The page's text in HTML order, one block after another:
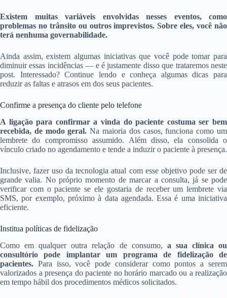
Existem muitas variáveis envolvidas nesses eventos, como
problemas no trânsito ou outros imprevistos. Sobre eles, você não
terá nenhuma governabilidade.
Ainda assim, existem algumas iniciativas que você pode tomar para
diminuir essas incidências — e é justamente disso que trataremos neste
post. Interessado? Continue lendo e conheça algumas dicas para
reduzir as faltas e atrasos em dos seus pacientes.
Confirme a presença do cliente pelo telefone
A ligação para confirmar a vinda do paciente costuma ser bem
recebida, de modo geral. Na maioria dos casos, funciona como um
lembrete do compromisso assumido. Além disso, ela consolida o
vínculo criado no agendamento e tende a induzir o paciente à presença.
Inclusive, fazer uso da tecnologia atual com esse objetivo pode ser de
grande valia. No próprio momento de marcar a consulta, já se pode
verificar com o paciente se ele gostaria de receber um lembrete via
SMS, por exemplo, próximo à data agendada. Essa é uma iniciativa
eficiente.
Institua políticas de fidelização
Como em qualquer outra relação de consumo, a sua clínica ou
consultório pode implantar um programa de fidelização de
pacientes. Para isso, você pode considerar como pontos a serem
valorizados a presença do paciente no horário marcado ou a realização
em tempo hábil dos procedimentos médicos solicitados.